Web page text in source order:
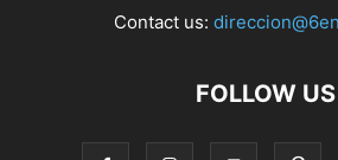
Contact us:
FOLLOW US